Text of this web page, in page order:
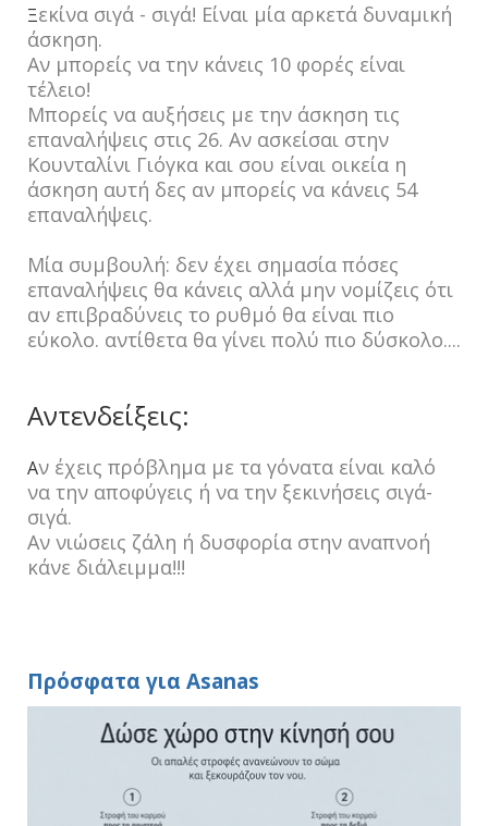
Ξεκίνα σιγά - σιγά! Είναι μία αρκετά δυναμική
άσκηση.
Αν μπορείς να την κάνεις 10 φορές είναι
τέλειο!
Μπορείς να αυξήσεις με την άσκηση τις
επαναλήψεις στις 26. Αν ασκείσαι στην
Κουνταλίνι Γιόγκα και σου είναι οικεία η
άσκηση αυτή δες αν μπορείς να κάνεις 54
επαναλήψεις.
Μία συμβουλή: δεν έχει σημασία πόσες
επαναλήψεις θα κάνεις αλλά μην νομίζεις ότι
αν επιβραδύνεις το ρυθμό θα είναι πιο
εύκολο. αντίθετα θα γίνει πολύ πιο δύσκολο....
Αντενδείξεις:
Αν έχεις πρόβλημα με τα γόνατα είναι καλό
να την αποφύγεις ή να την ξεκινήσεις σιγά-
σιγά.
Αν νιώσεις ζάλη ή δυσφορία στην αναπνοή
κάνε διάλειμμα!!!
Πρόσφατα για Asanas